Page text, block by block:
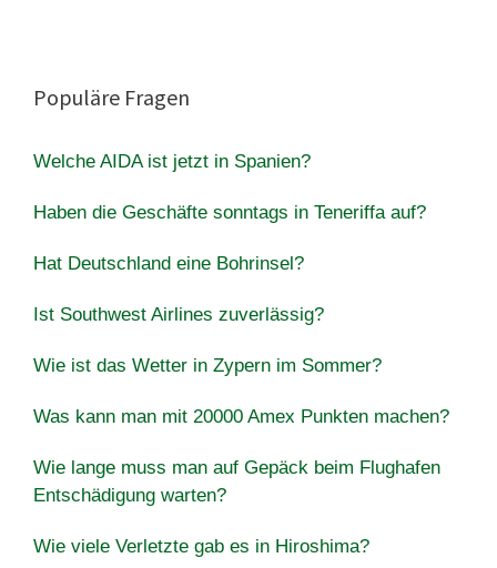
Populäre Fragen
Welche AIDA ist jetzt in Spanien?
Haben die Geschäfte sonntags in Teneriffa auf?
Hat Deutschland eine Bohrinsel?
Ist Southwest Airlines zuverlässig?
Wie ist das Wetter in Zypern im Sommer?
Was kann man mit 20000 Amex Punkten machen?
Wie lange muss man auf Gepäck beim Flughafen
Entschädigung warten?
Wie viele Verletzte gab es in Hiroshima?